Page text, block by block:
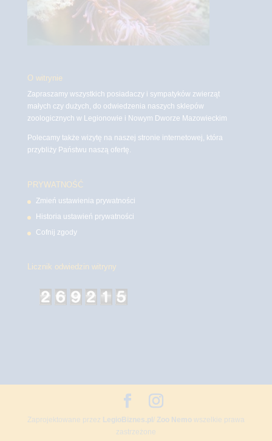
O witrynie
Zapraszamy wszystkich posiadaczy i sympatyków zwierząt
małych czy dużych, do odwiedzenia naszych sklepów
zoologicznych w Legionowie i Nowym Dworze Mazowieckim
Polecamy także wizytę na naszej stronie internetowej, która
przybliży Państwu naszą ofertę.
PRYWATNOŚĆ
Zmień ustawienia prywatności
Historia ustawień prywatności
Cofnij zgody
Licznik odwiedzin witryny
Zaprojektowane przez LegioBiznes.pl/ Zoo Nemowszelkie prawa
zastrzeżone